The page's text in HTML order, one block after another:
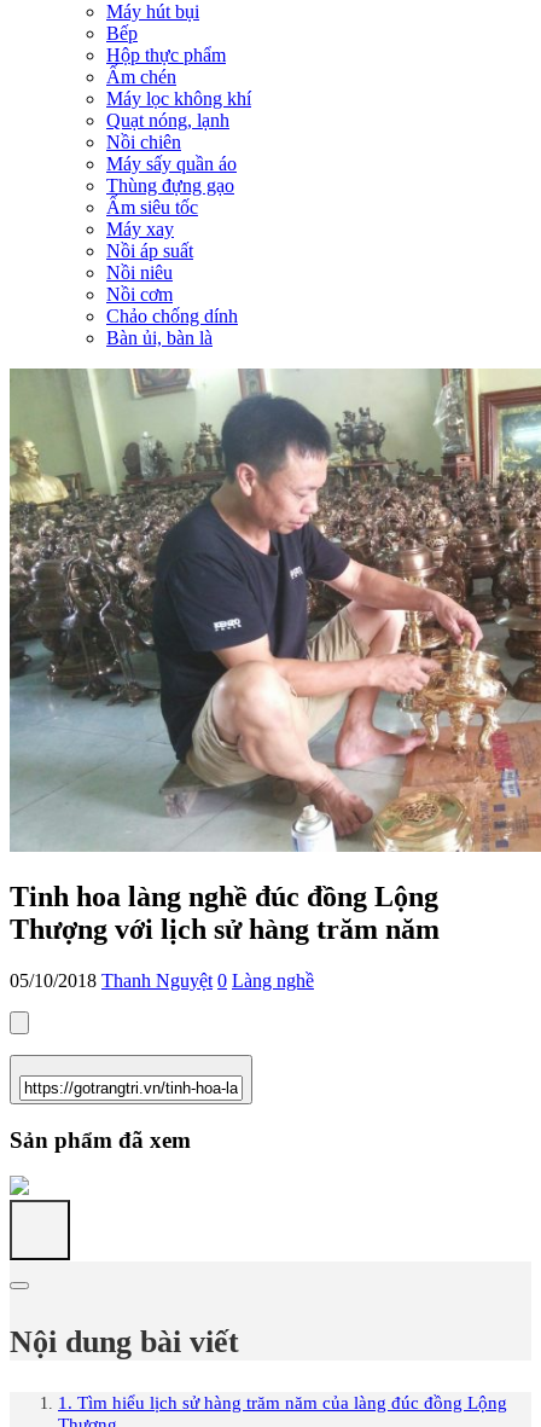
Máy hút bụi
Bếp
Hộp thực phẩm
Ấm chén
Máy lọc không khí
Quạt nóng, lạnh
Nồi chiên
Máy sấy quần áo
Thùng đựng gạo
Ấm siêu tốc
Máy xay
Nồi áp suất
Nồi niêu
Nồi cơm
Chảo chống dính
Bàn ủi, bàn là
Tinh hoa làng nghề đúc đồng Lộng
Thượng với lịch sử hàng trăm năm
05/10/2018 Thanh Nguyệt 0 Làng nghề
Sản phẩm đã xem
Nội dung bài viết
1. Tìm hiểu lịch sử hàng trăm năm của làng đúc đồng Lộng